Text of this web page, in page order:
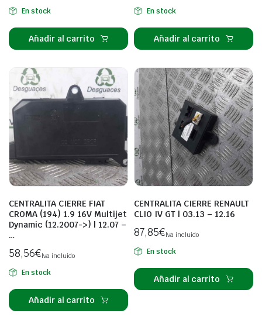
En stock
Añadir al carrito
En stock
Añadir al carrito
CENTRALITA CIERRE FIAT
CROMA (194) 1.9 16V Multijet
Dynamic (12.2007->) | 12.07 –
…
58,56€Iva incluido
En stock
Añadir al carrito
CENTRALITA CIERRE RENAULT
CLIO IV GT | 03.13 – 12.16
87,85€Iva incluido
En stock
Añadir al carrito